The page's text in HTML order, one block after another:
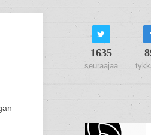
1635
seuraajaa